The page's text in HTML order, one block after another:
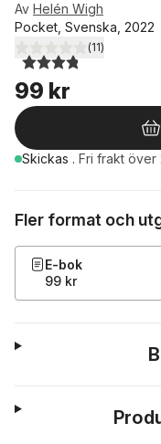
Av Helén Wigh
Pocket, Svenska, 2022
3,8utav 5 stjärnor. Totalt
(11)
99 kr
Skickas . Fri frakt över
Fler format och
E-bok
99 kr